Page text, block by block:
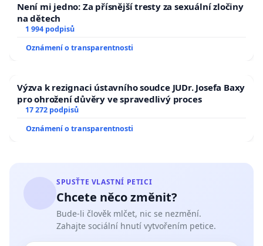
Není mi jedno: Za přísnější tresty za sexuální zločiny
na dětech
1 994 podpisů
Oznámení o transparentnosti
Výzva k rezignaci ústavního soudce JUDr. Josefa Baxy
pro ohrožení důvěry ve spravedlivý proces
17 272 podpisů
Oznámení o transparentnosti
SPUSŤTE VLASTNÍ PETICI
Chcete něco změnit?
Bude-li člověk mlčet, nic se nezmění.
Zahajte sociální hnutí vytvořením petice.